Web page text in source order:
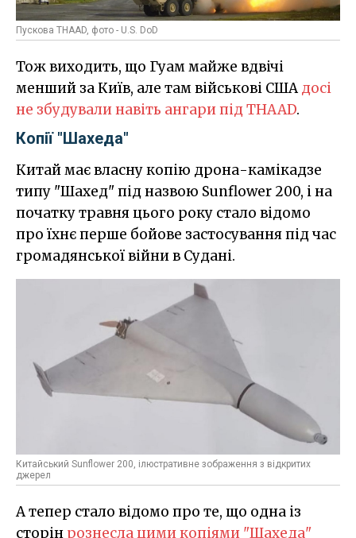
Пускова THAAD, фото - U.S. DoD
Тож виходить, що Гуам майже вдвічі
менший за Київ, але там військові СШАдосі
не збудували навіть ангари під THAAD.
Копії "Шахеда"
Китай має власну копію дрона-камікадзе
типу "Шахед" під назвою Sunflower 200, і на
початку травня цього року стало відомо
про їхнє перше бойове застосування під час
громадянської війни в Судані.
Китайський Sunflower 200, ілюстративне зображення з відкритих
джерел
А тепер стало відомо про те, що одна із
сторін рознесла цими копіями "Шахеда"